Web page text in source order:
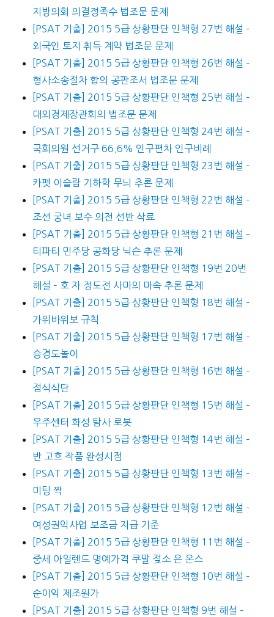
지방의회 의결정족수 법조문 문제
[PSAT 기출] 2015 5급 상황판단 인책형 27번 해설 –
외국인 토지 취득 계약 법조문 문제
[PSAT 기출] 2015 5급 상황판단 인책형 26번 해설 –
형사소송절차 합의 공판조서 법조문 문제
[PSAT 기출] 2015 5급 상황판단 인책형 25번 해설 –
대외경제장관회의 법조문 문제
[PSAT 기출] 2015 5급 상황판단 인책형 24번 해설 –
국회의원 선거구 66.6% 인구편차 인구비례
[PSAT 기출] 2015 5급 상황판단 인책형 23번 해설 –
카펫 이슬람 기하학 무늬 추론 문제
[PSAT 기출] 2015 5급 상황판단 인책형 22번 해설 –
조선 궁녀 보수 의전 선반 삭료
[PSAT 기출] 2015 5급 상황판단 인책형 21번 해설 –
티파티 민주당 공화당 닉슨 추론 문제
[PSAT 기출] 2015 5급 상황판단 인책형 19번 20번
해설 – 호 자 정도전 사마의 마속 추론 문제
[PSAT 기출] 2015 5급 상황판단 인책형 18번 해설 –
가위바위보 규칙
[PSAT 기출] 2015 5급 상황판단 인책형 17번 해설 –
승경도놀이
[PSAT 기출] 2015 5급 상황판단 인책형 16번 해설 –
점식식단
[PSAT 기출] 2015 5급 상황판단 인책형 15번 해설 –
우주센터 화성 탐사 로봇
[PSAT 기출] 2015 5급 상황판단 인책형 14번 해설 –
반 고흐 작품 완성시점
[PSAT 기출] 2015 5급 상황판단 인책형 13번 해설 –
미팅 짝
[PSAT 기출] 2015 5급 상황판단 인책형 12번 해설 –
여성권익사업 보조금 지급 기준
[PSAT 기출] 2015 5급 상황판단 인책형 11번 해설 –
중세 아일렌드 명예가격 쿠말 젖소 은 온스
[PSAT 기출] 2015 5급 상황판단 인책형 10번 해설 –
순이익 제조원가
[PSAT 기출] 2015 5급 상황판단 인책형 9번 해설 –